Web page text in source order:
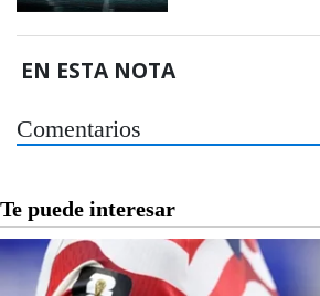
EN ESTA NOTA
Comentarios